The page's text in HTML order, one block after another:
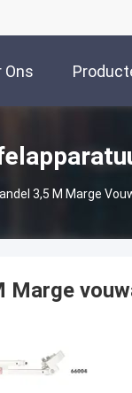
Ons
3,5 M Marge
Marge